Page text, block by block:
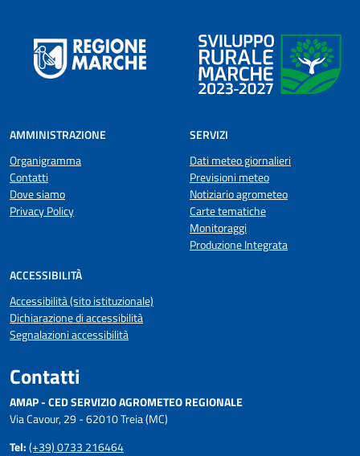
AMMINISTRAZIONE
Organigramma
Contatti
Dove siamo
Privacy Policy
SERVIZI
Dati meteo giornalieri
Previsioni meteo
Notiziario agrometeo
Carte tematiche
Monitoraggi
Produzione Integrata
ACCESSIBILITÀ
Accessibilità (sito istituzionale)
Dichiarazione di accessibilità
Segnalazioni accessibilità
Contatti
AMAP - CED SERVIZIO AGROMETEO REGIONALE
Via Cavour, 29 - 62010 Treia (MC)
Tel:(+39) 0733 216464